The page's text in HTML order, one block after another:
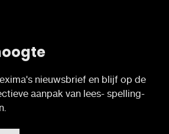
nieuwsbrief en blijf op de
aanpak van lees- spelling-